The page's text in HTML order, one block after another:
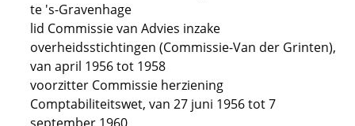
te 's-Gravenhage
lid Commissie van Advies inzake
overheidsstichtingen (Commissie-Van der Grinten),
van april 1956 tot 1958
voorzitter Commissie herziening
Comptabiliteitswet, van 27 juni 1956 tot 7